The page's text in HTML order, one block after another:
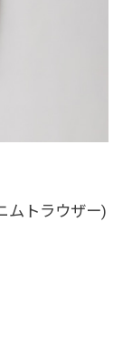
ムトラウザー)